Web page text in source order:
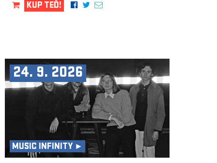
KUP TEĎ!
24. 9. 2026
MUSIC INFINITY ►